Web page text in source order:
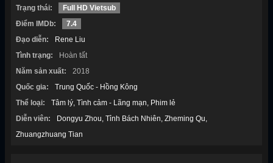
Trạng thái:
Full HD Vietsub
Điểm IMDb:
7.4
Đạo diễn:
Rene Liu
Tình trạng:
Hoàn tất
Năm sản xuất:
2018
Quốc gia:
Trung Quốc - Hồng Kông
Thể loại:
Tâm lý Tình cảm - Lãng mạn
Phim lẻ
Diễn viên:
Dongyu Zhou Tỉnh Bách Nhiên Zheming Qu
Zhuangzhuang Tian